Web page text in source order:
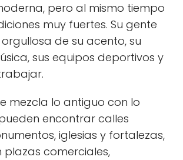
pero al mismo tiempo
muy fuertes. Su gente
de su acento, su
sus equipos deportivos y
mezcla lo antiguo con lo
encontrar calles
iglesias y fortalezas,
comerciales,